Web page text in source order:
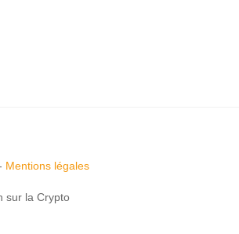
Mentions légales
sur la Crypto